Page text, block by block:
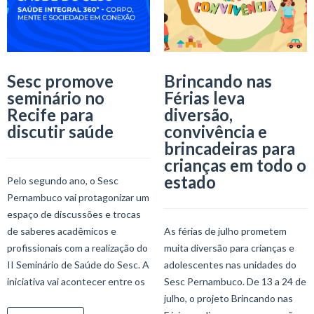
Sesc promove
seminário no
Recife para
discutir saúde
Pelo segundo ano, o Sesc
Pernambuco vai protagonizar um
espaço de discussões e trocas
de saberes acadêmicos e
profissionais com a realização do
II Seminário de Saúde do Sesc. A
iniciativa vai acontecer entre os
Brincando nas
Férias leva
diversão,
convivência e
brincadeiras para
crianças em todo o
estado
As férias de julho prometem
muita diversão para crianças e
adolescentes nas unidades do
Sesc Pernambuco. De 13 a 24 de
julho, o projeto Brincando nas